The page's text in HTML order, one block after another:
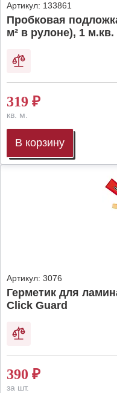
Артикул: 133861
Пробковая
м² в рулоне), 1 м.кв.
319 ₽
кв. м.
В корзину
Артикул: 3076
Герметик для
Click Guard
390 ₽
за шт.